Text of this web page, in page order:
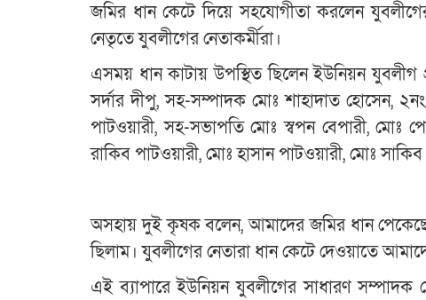
জমির ধান কেটে দিয়ে সহযোগীতা করলেন
নেতৃতে যুবলীগের নেতাকর্মীরা।
এসময় ধান কাটায় উপস্থিত ছিলেন ইউনিয়ন যুবলীগ
সর্দার দীপু, সহ-সম্পাদক মোঃ শাহাদাত হোসেন,
পাটওয়ারী, সহ-সভাপতি মোঃ স্বপন বেপারী, মোঃ
রাকিব পাটওয়ারী, মোঃ হাসান পাটওয়ারী, মোঃ
অসহায় দুই কৃষক বলেন, আমাদের জমির ধান পেকেছে
ছিলাম। যুবলীগের নেতারা ধান কেটে দেওয়াতে
এই ব্যাপারে ইউনিয়ন যুবলীগের সাধারণ সম্পাদক